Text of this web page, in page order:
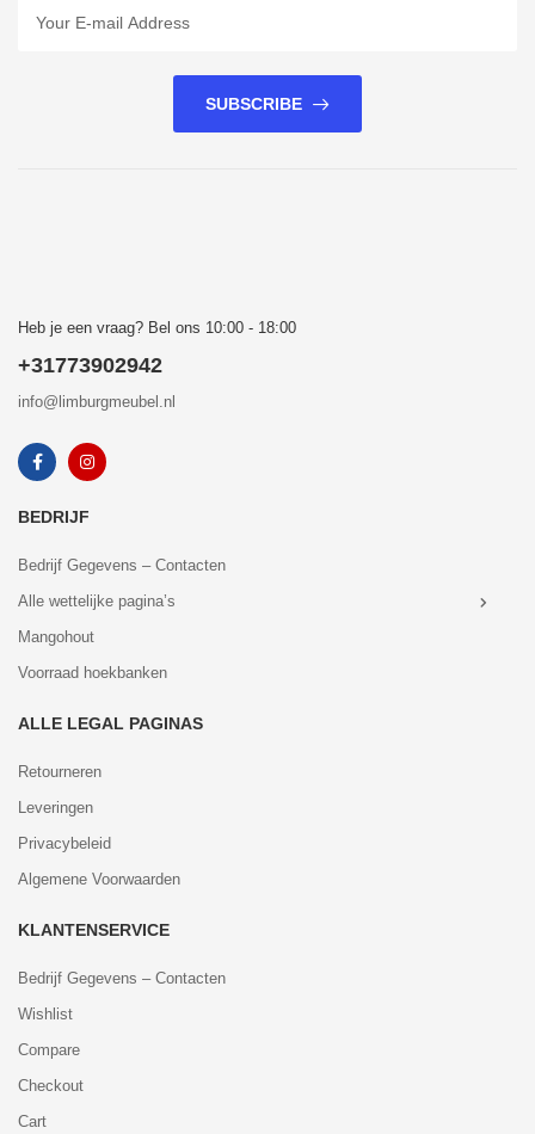
SUBSCRIBE
Heb je een vraag? Bel ons 10:00 - 18:00
+31773902942
info@limburgmeubel.nl
BEDRIJF
Bedrijf Gegevens – Contacten
Alle wettelijke pagina’s
Mangohout
Voorraad hoekbanken
ALLE LEGAL PAGINAS
Retourneren
Leveringen
Privacybeleid
Algemene Voorwaarden
KLANTENSERVICE
Bedrijf Gegevens – Contacten
Wishlist
Compare
Checkout
Cart